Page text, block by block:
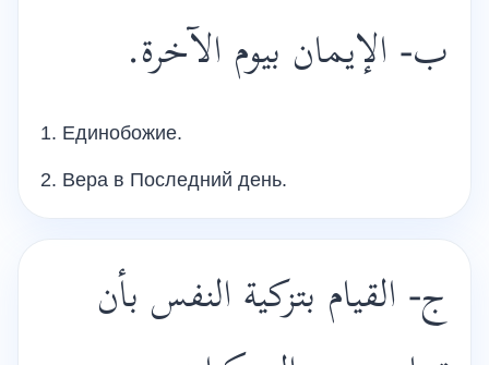
ب- الإيمان بيوم الآخرة.
1. Единобожие.
2. Вера в Последний день.
ج- القيام بتزكية النفس بأن